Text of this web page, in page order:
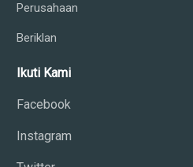
Perusahaan
Beriklan
Ikuti Kami
Facebook
Instagram